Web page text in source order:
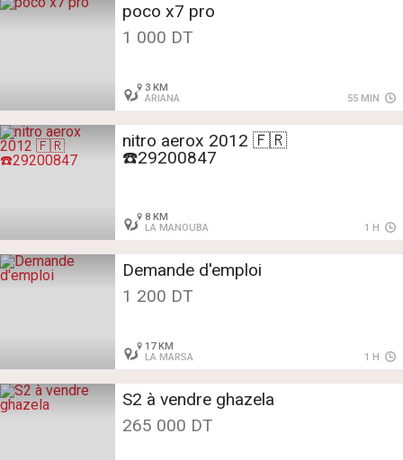
poco x7 pro
1 000 DT
3 KM
ARIANA
55 MIN
nitro aerox 2012 🇫🇷
☎️29200847
8 KM
LA MANOUBA
1 H
Demande d'emploi
1 200 DT
17 KM
LA MARSA
1 H
S2 à vendre ghazela
265 000 DT